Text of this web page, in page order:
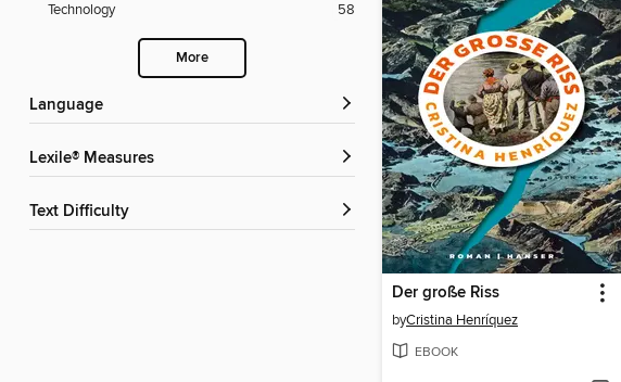
Technology
58
More
Language
Lexile® Measures
Text Difficulty
Der große Riss
byCristina Henríquez
EBOOK